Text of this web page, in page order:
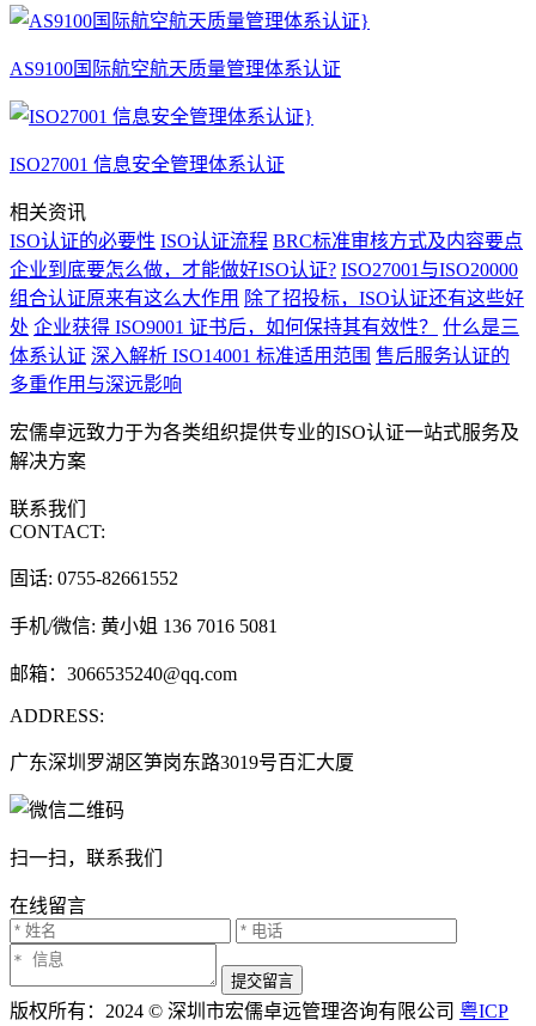
AS9100国际航空航天质量管理体系认证
ISO27001 信息安全管理体系认证
相关资讯
ISO认证的必要性 ISO认证流程 BRC标准审核方式及内容要点
企业到底要怎么做，才能做好ISO认证? ISO27001与ISO20000
组合认证原来有这么大作用 除了招投标，ISO认证还有这些好
处 企业获得 ISO9001 证书后，如何保持其有效性？
什么是三
体系认证 深入解析 ISO14001 标准适用范围 售后服务认证的
多重作用与深远影响
宏儒卓远致力于为各类组织提供专业的ISO认证一站式服务及
解决方案
联系我们
CONTACT:
固话: 0755-82661552
手机/微信: 黄小姐 136 7016 5081
邮箱：3066535240@qq.com
ADDRESS:
广东深圳罗湖区笋岗东路3019号百汇大厦
扫一扫，联系我们
在线留言
提交留言
版权所有：2024 © 深圳市宏儒卓远管理咨询有限公司 粤ICP